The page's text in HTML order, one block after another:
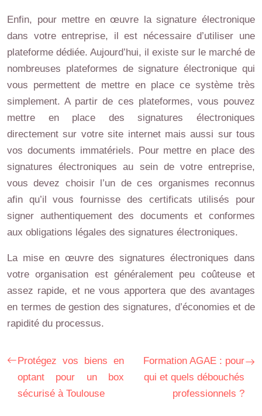
Enfin, pour mettre en œuvre la signature électronique
dans votre entreprise, il est nécessaire d’utiliser une
plateforme dédiée. Aujourd’hui, il existe sur le marché de
nombreuses plateformes de signature électronique qui
vous permettent de mettre en place ce système très
simplement. A partir de ces plateformes, vous pouvez
mettre en place des signatures électroniques
directement sur votre site internet mais aussi sur tous
vos documents immatériels. Pour mettre en place des
signatures électroniques au sein de votre entreprise,
vous devez choisir l’un de ces organismes reconnus
afin qu’il vous fournisse des certificats utilisés pour
signer authentiquement des documents et conformes
aux obligations légales des signatures électroniques.
La mise en œuvre des signatures électroniques dans
votre organisation est généralement peu coûteuse et
assez rapide, et ne vous apportera que des avantages
en termes de gestion des signatures, d’économies et de
rapidité du processus.
Protégez vos biens en
optant pour un box
sécurisé à Toulouse
Formation AGAE : pour
qui et quels débouchés
professionnels ?